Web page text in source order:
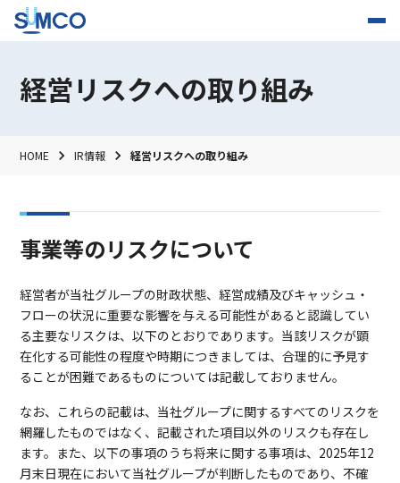
経営リスクへの取り組み
HOME IR情報 経営リスクへの取り組み
事業等のリスクについて
経営者が当社グループの財政状態、経営成績及びキャッシュ・
フローの状況に重要な影響を与える可能性があると認識してい
る主要なリスクは、以下のとおりであります。当該リスクが顕
在化する可能性の程度や時期につきましては、合理的に予見す
ることが困難であるものについては記載しておりません。
なお、これらの記載は、当社グループに関するすべてのリスクを
網羅したものではなく、記載された項目以外のリスクも存在し
ます。また、以下の事項のうち将来に関する事項は、2025年12
月末日現在において当社グループが判断したものであり、不確